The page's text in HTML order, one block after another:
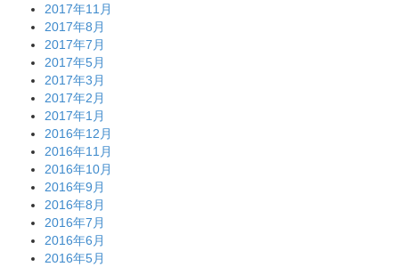
2017年11月
2017年8月
2017年7月
2017年5月
2017年3月
2017年2月
2017年1月
2016年12月
2016年11月
2016年10月
2016年9月
2016年8月
2016年7月
2016年6月
2016年5月